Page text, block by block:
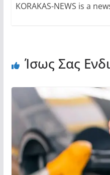
KORAKAS-NEWS is a
Ίσως Σας